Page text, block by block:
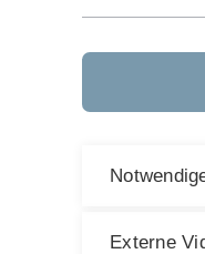
Externe